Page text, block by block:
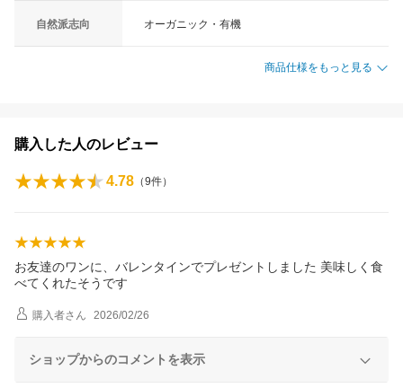
自然派志向 オーガニック・有機
商品仕様をもっと見る
購入した人のレビュー
4.78 （9件）
お友達のワンに、バレンタインでプレゼントしました 美味しく食
べてくれたそうです
購入者さん 2026/02/26
ショップからのコメントを表示